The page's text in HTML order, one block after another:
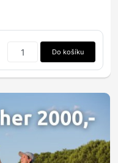
Do košíku